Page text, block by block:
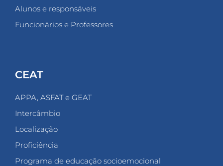
Alunos e responsáveis
Funcionários e Professores
CEAT
APPA, ASFAT e GEAT
Intercâmbio
Localização
Proficiência
Programa de educação socioemocional